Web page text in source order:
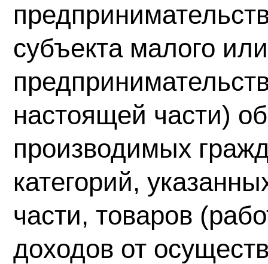
субъекта малого
настоящей части)
производимых
категорий,
части, товаров
доходов от